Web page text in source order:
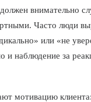
внимательно
Часто люди
или «не
и наблюдение за
мотивацию клиента: